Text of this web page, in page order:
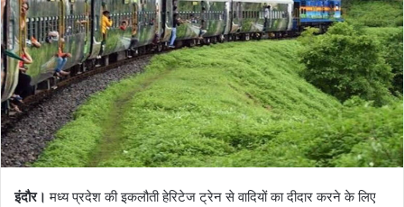
इंदौर। मध्य प्रदेश की इकलौती हेरिटेज ट्रेन से वादियों का दीदार करने के लिए